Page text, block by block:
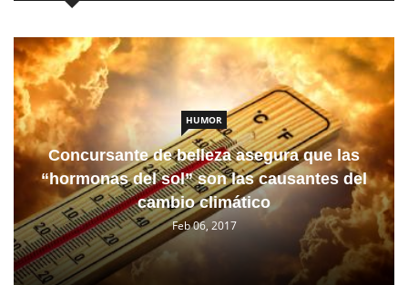
HUMOR
Concursante de belleza asegura que las
“hormonas del sol” son las causantes del
cambio climático
Feb 06, 2017